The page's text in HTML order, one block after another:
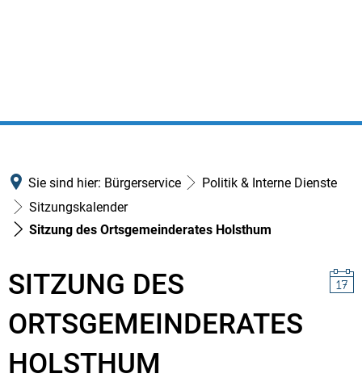
Sie sind hier: Bürgerservice
Politik & Interne Dienste
Sitzungskalender
Sitzung des Ortsgemeinderates Holsthum
SITZUNG DES
ORTSGEMEINDERATES
HOLSTHUM